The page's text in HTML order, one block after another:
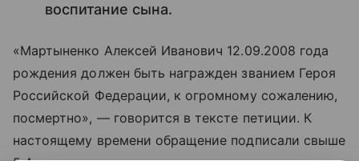
воспитание сына.
«Мартыненко Алексей Иванович 12.09.2008 года
рождения должен быть награжден званием Героя
Российской Федерации, к огромному сожалению,
посмертно», — говорится в тексте петиции. К
настоящему времени обращение подписали свыше